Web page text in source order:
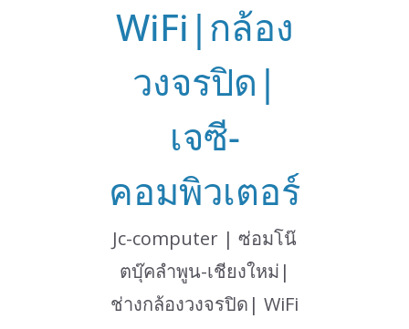
WiFi|กล้อง
วงจรปิด|
เจซี-
คอมพิวเตอร์
Jc-computer | ซ่อมโน๊
ตบุ๊คลำพูน-เชียงใหม่|
ช่างกล้องวงจรปิด| WiFi